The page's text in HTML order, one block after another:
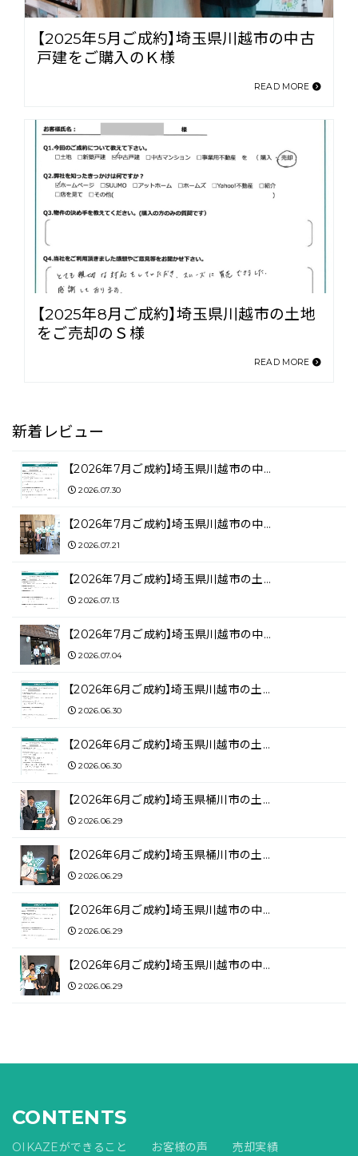
【2025年5月ご成約】埼玉県川越市の中古
戸建をご購入のＫ様
READ MORE
【2025年8月ご成約】埼玉県川越市の土地
をご売却のＳ様
READ MORE
新着レビュー
【2026年7月ご成約】埼玉県川越市の中…
2026.07.30
【2026年7月ご成約】埼玉県川越市の中…
2026.07.21
【2026年7月ご成約】埼玉県川越市の土…
2026.07.13
【2026年7月ご成約】埼玉県川越市の中…
2026.07.04
【2026年6月ご成約】埼玉県川越市の土…
2026.06.30
【2026年6月ご成約】埼玉県川越市の土…
2026.06.30
【2026年6月ご成約】埼玉県桶川市の土…
2026.06.29
【2026年6月ご成約】埼玉県桶川市の土…
2026.06.29
【2026年6月ご成約】埼玉県川越市の中…
2026.06.29
【2026年6月ご成約】埼玉県川越市の中…
2026.06.29
CONTENTS
OIKAZEができること お客様の声 売却実績